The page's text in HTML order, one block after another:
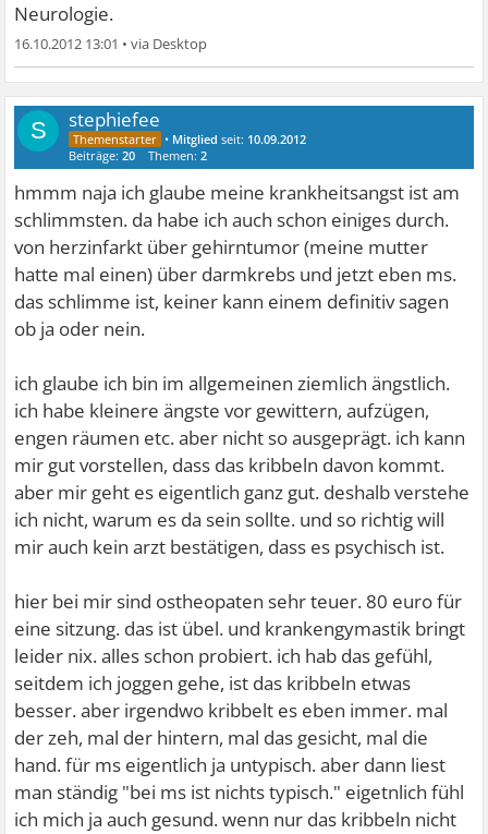
Neurologie.
16.10.2012 13:01 •
S stephiefee
• Mitglied seit: 10.09.2012
Beiträge:20 Themen:2
hmmm naja ich glaube meine krankheitsangst ist am
schlimmsten. da habe ich auch schon einiges durch.
von herzinfarkt über gehirntumor (meine mutter
hatte mal einen) über darmkrebs und jetzt eben ms.
das schlimme ist, keiner kann einem definitiv sagen
ob ja oder nein.
ich glaube ich bin im allgemeinen ziemlich ängstlich.
ich habe kleinere ängste vor gewittern, aufzügen,
engen räumen etc. aber nicht so ausgeprägt. ich kann
mir gut vorstellen, dass das kribbeln davon kommt.
aber mir geht es eigentlich ganz gut. deshalb verstehe
ich nicht, warum es da sein sollte. und so richtig will
mir auch kein arzt bestätigen, dass es psychisch ist.
hier bei mir sind ostheopaten sehr teuer. 80 euro für
eine sitzung. das ist übel. und krankengymastik bringt
leider nix. alles schon probiert. ich hab das gefühl,
seitdem ich joggen gehe, ist das kribbeln etwas
besser. aber irgendwo kribbelt es eben immer. mal
der zeh, mal der hintern, mal das gesicht, mal die
hand. für ms eigentlich ja untypisch. aber dann liest
man ständig "bei ms ist nichts typisch." eigetnlich fühl
ich mich ja auch gesund. wenn nur das kribbeln nicht